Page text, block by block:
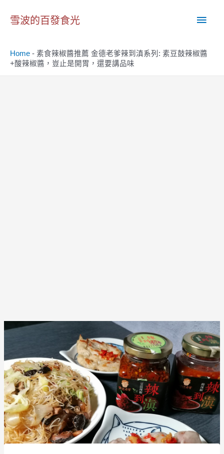
雪波的百發食光
主
Home - 素食辣椒醬推薦 金德老爹辣到滇系列: 素豆鼓辣椒醬
+酸辣椒醬，豈止是開胃，還要講品味
Post